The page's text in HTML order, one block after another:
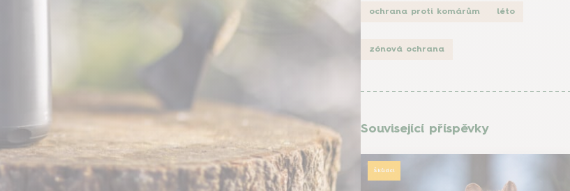
ochrana proti komárům léto
zónová ochrana
Související příspěvky
Škůdci